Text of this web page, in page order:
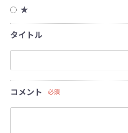
★
タイトル
コメント 必須